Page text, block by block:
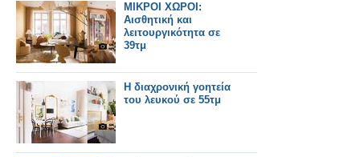
ΜΙΚΡΟΙ ΧΩΡΟΙ:
Αισθητική και
λειτουργικότητα σε
39τμ
Η διαχρονική γοητεία
του λευκού σε 55τμ